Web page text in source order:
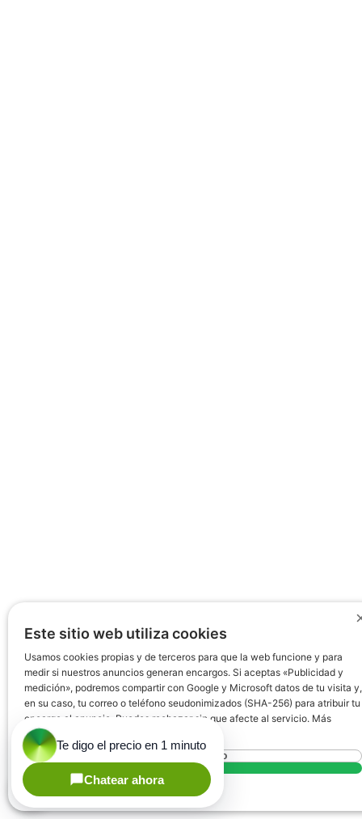
Este sitio web utiliza cookies
Usamos cookies propias y de terceros para que la web funcione y para
medir si nuestros anuncios generan encargos. Si aceptas «Publicidad y
medición», podremos compartir con Google y Microsoft datos de tu visita y,
en su caso, tu correo o teléfono seudonimizados (SHA-256) para atribuir tu
encargo al anuncio. Puedes rechazar sin que afecte al servicio. Más
información en nuestra
Rechazar todo
Aceptar todo
Mostrar detalles